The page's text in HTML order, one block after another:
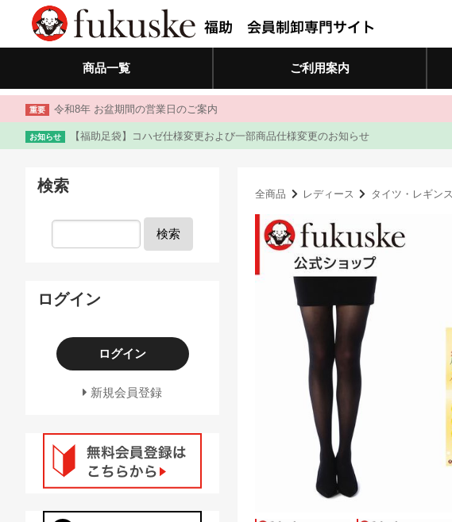
重要 令和8年 お盆期間の営業日のご案内
お知らせ 【福助足袋】コハゼ仕様変更および一部商品仕様変更のお知らせ
商品一覧 ご利用案内
全商品 レディース タイツ・レギンス
検索
検索
ログイン
ログイン
新規会員登録